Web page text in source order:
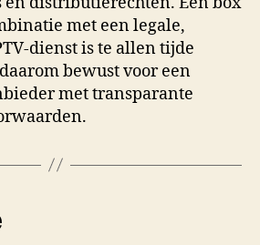
met een legale,
dienst is te allen tijde
bewust voor een
met transparante